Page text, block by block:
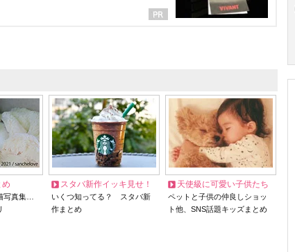
め
写真集…
スタバ新作イッキ見せ！
いくつ知ってる？ スタバ新
作まとめ
天使級に可愛い子供たち
ペットと子供の仲良しショッ
ト他、SNS話題キッズまとめ